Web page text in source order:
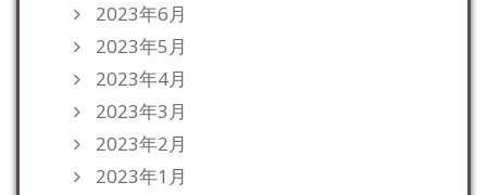
2023年6月
2023年5月
2023年4月
2023年3月
2023年2月
2023年1月